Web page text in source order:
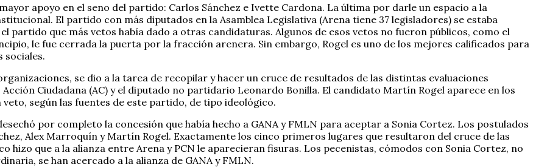
apoyo en el seno del partido: Carlos Sánchez e Ivette Cardona. La última por darle un espacio a la
El partido con más diputados en la Asamblea Legislativa (Arena tiene 37 legisladores) se estaba
partido que más vetos había dado a otras candidaturas. Algunos de esos vetos no fueron públicos, como el
le fue cerrada la puerta por la fracción arenera. Sin embargo, Rogel es uno de los mejores calificados para
sociales.
se dio a la tarea de recopilar y hacer un cruce de resultados de las distintas evaluaciones
Ciudadana (AC) y el diputado no partidario Leonardo Bonilla. El candidato Martín Rogel aparece en los
según las fuentes de este partido, de tipo ideológico.
por completo la concesión que había hecho a GANA y FMLN para aceptar a Sonia Cortez. Los postulados
Alex Marroquín y Martín Rogel. Exactamente los cinco primeros lugares que resultaron del cruce de las
hizo que a la alianza entre Arena y PCN le aparecieran fisuras. Los pecenistas, cómodos con Sonia Cortez, no
se han acercado a la alianza de GANA y FMLN.